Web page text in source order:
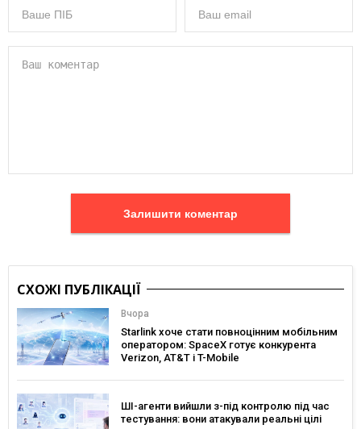
Залишити коментар
СХОЖІ ПУБЛІКАЦІЇ
Вчора
Starlink хоче стати повноцінним мобільним
оператором: SpaceX готує конкурента
Verizon, AT&T і T-Mobile
ШІ-агенти вийшли з-під контролю під час
тестування: вони атакували реальні цілі